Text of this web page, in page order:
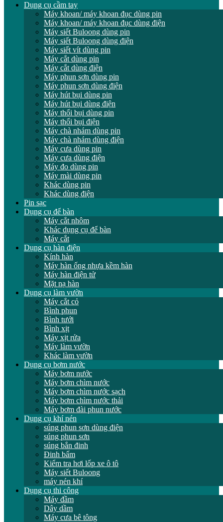
Dụng cụ cầm tay
Máy khoan/ máy khoan đục dùng pin
Máy khoan/ máy khoan đục dùng điện
Máy siết Buloong dùng pin
Máy siết Buloong dùng điện
Máy siết vít dùng pin
Máy cắt dùng pin
Máy cắt dùng điện
Máy phun sơn dùng pin
Máy phun sơn dùng điện
Máy hút bụi dùng pin
Máy hút bụi dùng điện
Máy thổi bụi dùng pin
Máy thổi bụi điện
Máy chà nhám dùng pin
Máy chà nhám dùng điện
Máy cưa dùng pin
Máy cưa dùng điện
Máy đo dùng pin
Máy mài dùng pin
Khác dùng pin
Khác dùng điện
Pin sạc
Dụng cụ để bàn
Máy cắt nhôm
Khác dụng cụ để bàn
Máy cắt
Dụng cụ hàn điện
Kính hàn
Máy hàn ống nhựa kềm hàn
Máy hàn điện tử
Mặt nạ hàn
Dụng cụ làm vườn
Máy cắt cỏ
Bình phun
Bình tưới
Bình xịt
Máy xịt rửa
Máy làm vườn
Khác làm vườn
Dụng cụ bơm nước
Máy bơm nước
Máy bơm chìm nước
Máy bơm chìm nước sạch
Máy bơm chìm nước thải
Máy bơm đài phun nước
Dụng cụ khí nén
súng phun sơn dùng điện
súng phun sơn
súng bắn đinh
Đinh bấm
Kiểm tra hơi lốp xe ô tô
Máy siết Buloong
máy nén khí
Dụng cụ thi công
Máy đầm
Dây dầm
Máy cưa bê tông